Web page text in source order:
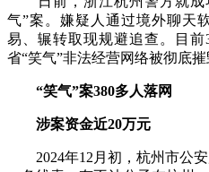
气”案。嫌疑人通过境外聊天
易、辗转取现规避追查。目
省“笑气”非法经营网络被彻底摧
“笑气”案380多人落网
涉案资金近20万元
2024年12月初，杭州市公安